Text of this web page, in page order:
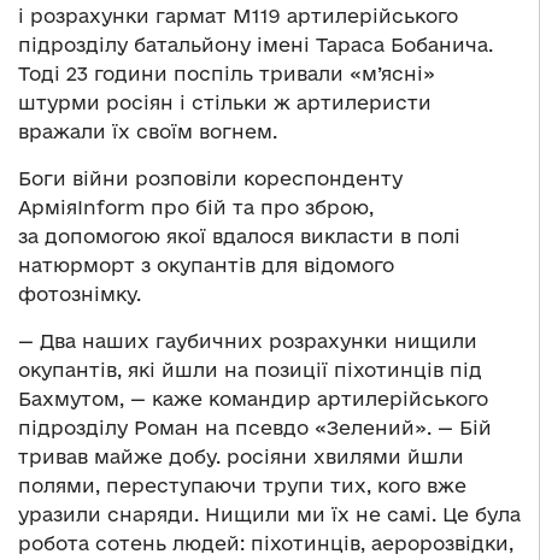
і розрахунки гармат М119 артилерійського
підрозділу батальйону імені Тараса Бобанича.
Тоді 23 години поспіль тривали «м’ясні»
штурми росіян і стільки ж артилеристи
вражали їх своїм вогнем.
Боги війни розповіли кореспонденту
АрміяInform про бій та про зброю,
за допомогою якої вдалося викласти в полі
натюрморт з окупантів для відомого
фотознімку.
— Два наших гаубичних розрахунки нищили
окупантів, які йшли на позиції піхотинців під
Бахмутом, — каже командир артилерійського
підрозділу Роман на псевдо «Зелений». — Бій
тривав майже добу. росіяни хвилями йшли
полями, переступаючи трупи тих, кого вже
уразили снаряди. Нищили ми їх не самі. Це була
робота сотень людей: піхотинців, аеророзвідки,